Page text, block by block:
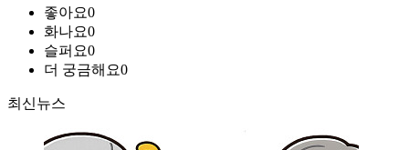
좋아요0
화나요0
슬퍼요0
더 궁금해요0
최신뉴스